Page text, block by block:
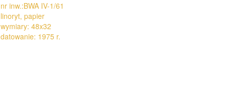
nr inw.:BWA IV-1/61
linoryt, papier
wymiary: 48x32
datowanie: 1975 r.